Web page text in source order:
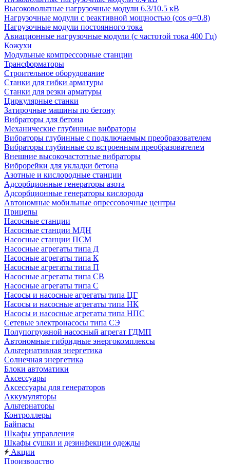
Высоковольтные нагрузочные модули 6.3/10.5 кВ
Нагрузочные модули с реактивной мощностью (cos φ=0.8)
Нагрузочные модули постоянного тока
Авиационные нагрузочные модули (с частотой тока 400 Гц)
Кожухи
Модульные компрессорные станции
Трансформаторы
Строительное оборудование
Станки для гибки арматуры
Станки для резки арматуры
Циркулярные станки
Затирочные машины по бетону
Вибраторы для бетона
Механические глубинные вибраторы
Вибраторы глубинные с подключаемым преобразователем
Вибраторы глубинные со встроенным преобразователем
Внешние высокочастотные вибраторы
Виброрейки для укладки бетона
Азотные и кислородные станции
Адсорбционные генераторы азота
Адсорбционные генераторы кислорода
Автономные мобильные опрессовочные центры
Прицепы
Насосные станции
Насосные станции МДН
Насосные станции ПСМ
Насосные агрегаты типа Д
Насосные агрегаты типа К
Насосные агрегаты типа П
Насосные агрегаты типа СВ
Насосные агрегаты типа С
Насосы и насосные агрегаты типа ЦГ
Насосы и насосные агрегаты типа НК
Насосы и насосные агрегаты типа НПС
Сетевые электронасосы типа СЭ
Полупогружной насосный агрегат ГДМП
Автономные гибридные энергокомплексы
Альтернативная энергетика
Солнечная энергетика
Блоки автоматики
Аксессуары
Аксессуары для генераторов
Аккумуляторы
Альтернаторы
Контроллеры
Байпасы
Шкафы управления
Шкафы сушки и дезинфекции одежды
Акции
Производство